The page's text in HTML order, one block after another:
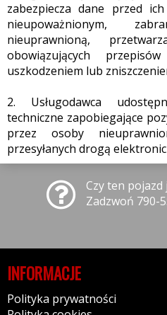
zabezpiecza dane przed
nieupoważnionym,
nieuprawnioną,
obowiązujących
uszkodzeniem lub
2. Usługodawca
techniczne zapobiegające
przez osoby
przesyłanych drogą
Czy ten
Zadzwoń 790-
INFORMACJE
Polityka prywatności